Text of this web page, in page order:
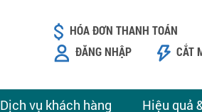
Dịch vụ khách hàng Hiệu quả
HÓA ĐƠN THANH TOÁN
ĐĂNG NHẬP
CẮT